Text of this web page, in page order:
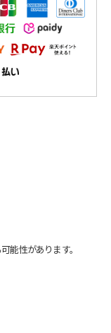
能性があります。